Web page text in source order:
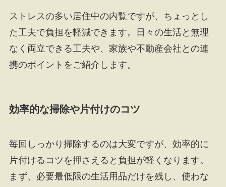
ストレスの多い居住中の内覧ですが、ちょっとし
た工夫で負担を軽減できます。日々の生活と無理
なく両立できる工夫や、家族や不動産会社との連
携のポイントをご紹介します。
効率的な掃除や片付けのコツ
毎回しっかり掃除するのは大変ですが、効率的に
片付けるコツを押さえると負担が軽くなります。
まず、必要最低限の生活用品だけを残し、使わな